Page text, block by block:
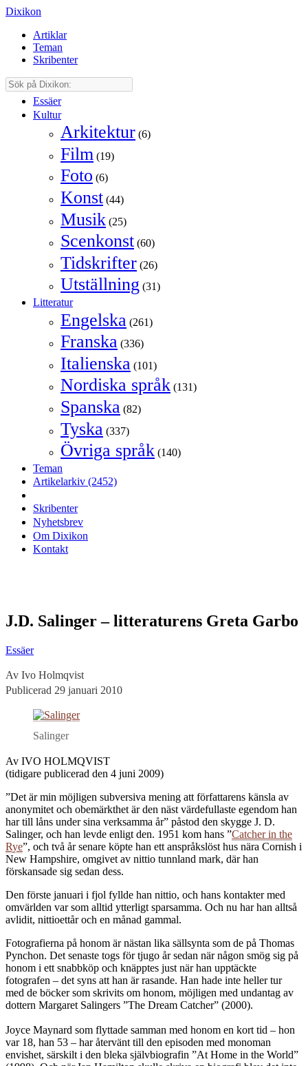
Dixikon
Artiklar
Teman
Skribenter
Essäer
Kultur
Arkitektur (6)
Film (19)
Foto (6)
Konst (44)
Musik (25)
Scenkonst (60)
Tidskrifter (26)
Utställning (31)
Litteratur
Engelska (261)
Franska (336)
Italienska (101)
Nordiska språk (131)
Spanska (82)
Tyska (337)
Övriga språk (140)
Teman
Artikelarkiv (2452)
Skribenter
Nyhetsbrev
Om Dixikon
Kontakt
J.D. Salinger – litteraturens Greta Garbo
Essäer
Av Ivo Holmqvist
Publicerad 29 januari 2010
Salinger
Av IVO HOLMQVIST
(tidigare publicerad den 4 juni 2009)
”Det är min möjligen subversiva mening att författarens känsla av
anonymitet och obemärkthet är den näst värdefullaste egendom han
har till låns under sina verksamma år” påstod den skygge J. D.
Salinger, och han levde enligt den. 1951 kom hans ”Catcher in the
Rye”, och två år senare köpte han ett anspråkslöst hus nära Cornish i
New Hampshire, omgivet av nittio tunnland mark, där han
förskansade sig sedan dess.
Den förste januari i fjol fyllde han nittio, och hans kontakter med
omvärlden var som alltid ytterligt sparsamma. Och nu har han alltså
avlidit, nittioettår och en månad gammal.
Fotografierna på honom är nästan lika sällsynta som de på Thomas
Pynchon. Det senaste togs för tjugo år sedan när någon smög sig på
honom i ett snabbköp och knäpptes just när han upptäckte
fotografen – det syns att han är rasande. Han hade inte heller tur
med de böcker som skrivits om honom, möjligen med undantag av
dottern Margaret Salingers ”The Dream Catcher” (2000).
Joyce Maynard som flyttade samman med honom en kort tid – hon
var 18, han 53 – har återvänt till den episoden med monoman
envishet, särskilt i den bleka självbiografin ”At Home in the World”